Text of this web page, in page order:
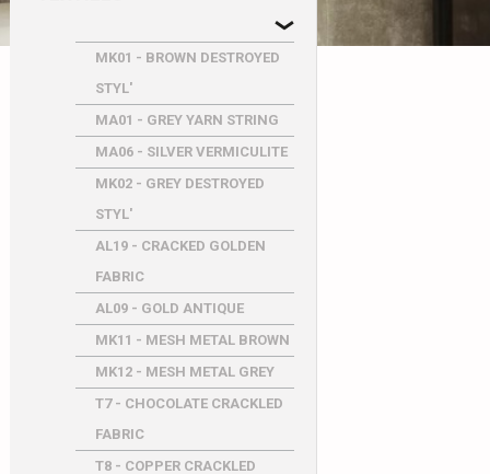
MK01 - BROWN DESTROYED
STYL'
MA01 - GREY YARN STRING
MA06 - SILVER VERMICULITE
MK02 - GREY DESTROYED
STYL'
AL19 - CRACKED GOLDEN
FABRIC
AL09 - GOLD ANTIQUE
MK11 - MESH METAL BROWN
MK12 - MESH METAL GREY
T7 - CHOCOLATE CRACKLED
FABRIC
T8 - COPPER CRACKLED